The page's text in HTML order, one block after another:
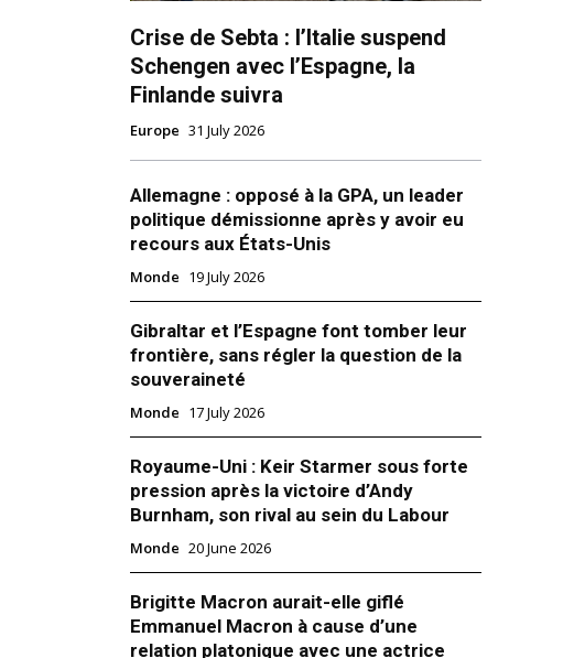
société se jugera à l’état de ses hôpitaux
Crise de Sebta : l’Italie suspend
Schengen avec l’Espagne, la
Finlande suivra
Europe 31 July 2026
Allemagne : opposé à la GPA, un leader
politique démissionne après y avoir eu
recours aux États-Unis
Monde 19 July 2026
Gibraltar et l’Espagne font tomber leur
frontière, sans régler la question de la
souveraineté
Monde 17 July 2026
Royaume-Uni : Keir Starmer sous forte
pression après la victoire d’Andy
Burnham, son rival au sein du Labour
Monde 20 June 2026
Brigitte Macron aurait-elle giflé
Emmanuel Macron à cause d’une
relation platonique avec une actrice